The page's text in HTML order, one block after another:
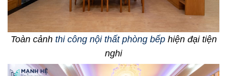
Toàn cảnh thi công nội thất phòng bếphiện đại tiện
nghi